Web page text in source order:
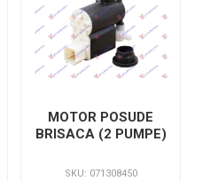
MOTOR POSUDE
BRISACA (2 PUMPE)
SKU: 071308450